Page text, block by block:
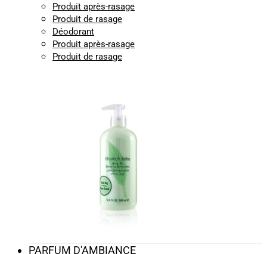
Produit après-rasage
Produit de rasage
Déodorant
Produit après-rasage
Produit de rasage
PARFUM D'AMBIANCE